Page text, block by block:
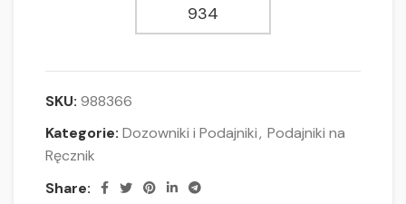
934
SKU: 988366
Kategorie: Dozowniki i Podajniki, Podajniki na
Ręcznik
Share: